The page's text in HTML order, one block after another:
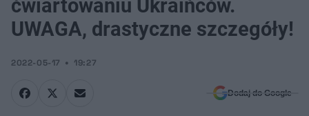
ćwiartowaniu Ukraińców.
UWAGA, drastyczne szczegóły!
2022-05-17 19:27
Dodaj do Google